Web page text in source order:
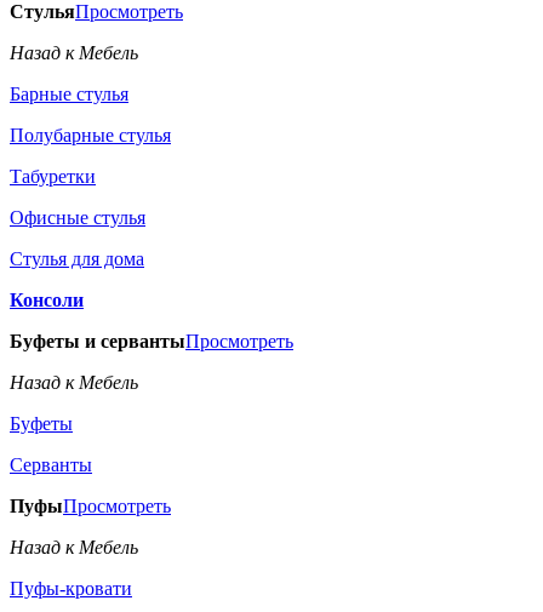
СтульяПросмотреть
Назад к Мебель
Барные стулья
Полубарные стулья
Табуретки
Офисные стулья
Стулья для дома
Консоли
Буфеты и сервантыПросмотреть
Назад к Мебель
Буфеты
Серванты
ПуфыПросмотреть
Назад к Мебель
Пуфы-кровати